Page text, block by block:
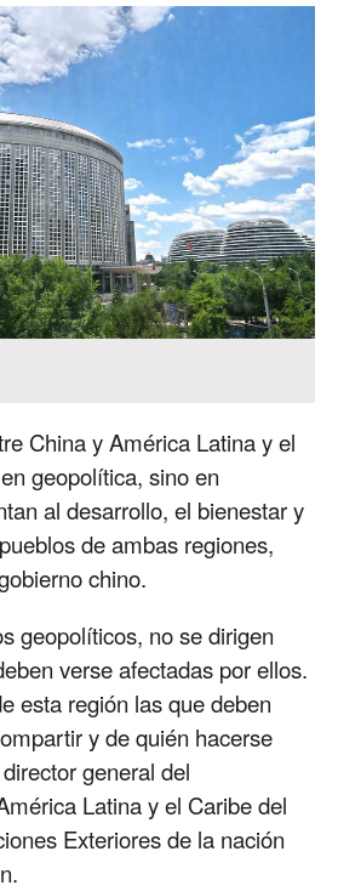
China y América Latina y el
geopolítica, sino en
al desarrollo, el bienestar y
de ambas regiones,
chino.
geopolíticos, no se dirigen
verse afectadas por ellos.
esta región las que deben
y de quién hacerse
general del
Latina y el Caribe del
Exteriores de la nación